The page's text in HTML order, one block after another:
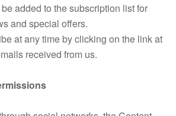
added to the subscription list for
and special offers.
at any time by clicking on the link at
received from us.